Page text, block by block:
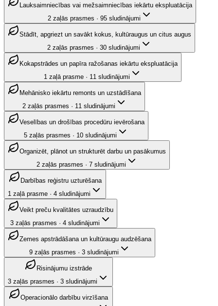
Lauksaimniecības vai mežsaimniecības iekārtu ekspluatācija
2 zaļās prasmes · 95 sludinājumi
Stādīt, apgriezt un savākt kokus, kultūraugus un citus augus
2 zaļās prasmes · 30 sludinājumi
Kokapstrādes un papīra ražošanas iekārtu ekspluatācija
1 zaļā prasme · 11 sludinājumi
Mehānisko iekārtu remonts un uzstādīšana
2 zaļās prasmes · 11 sludinājumi
Veselības un drošības procedūru ievērošana
5 zaļās prasmes · 10 sludinājumi
Organizēt, plānot un strukturēt darbu un pasākumus
2 zaļās prasmes · 7 sludinājumi
Darbības reģistru uzturēšana
1 zaļā prasme · 4 sludinājumi
Veikt preču kvalitātes uzraudzību
3 zaļās prasmes · 4 sludinājumi
Zemes apstrādāšana un kultūraugu audzēšana
9 zaļās prasmes · 3 sludinājumi
Risinājumu izstrāde
3 zaļās prasmes · 3 sludinājumi
Operacionālo darbību virzīšana